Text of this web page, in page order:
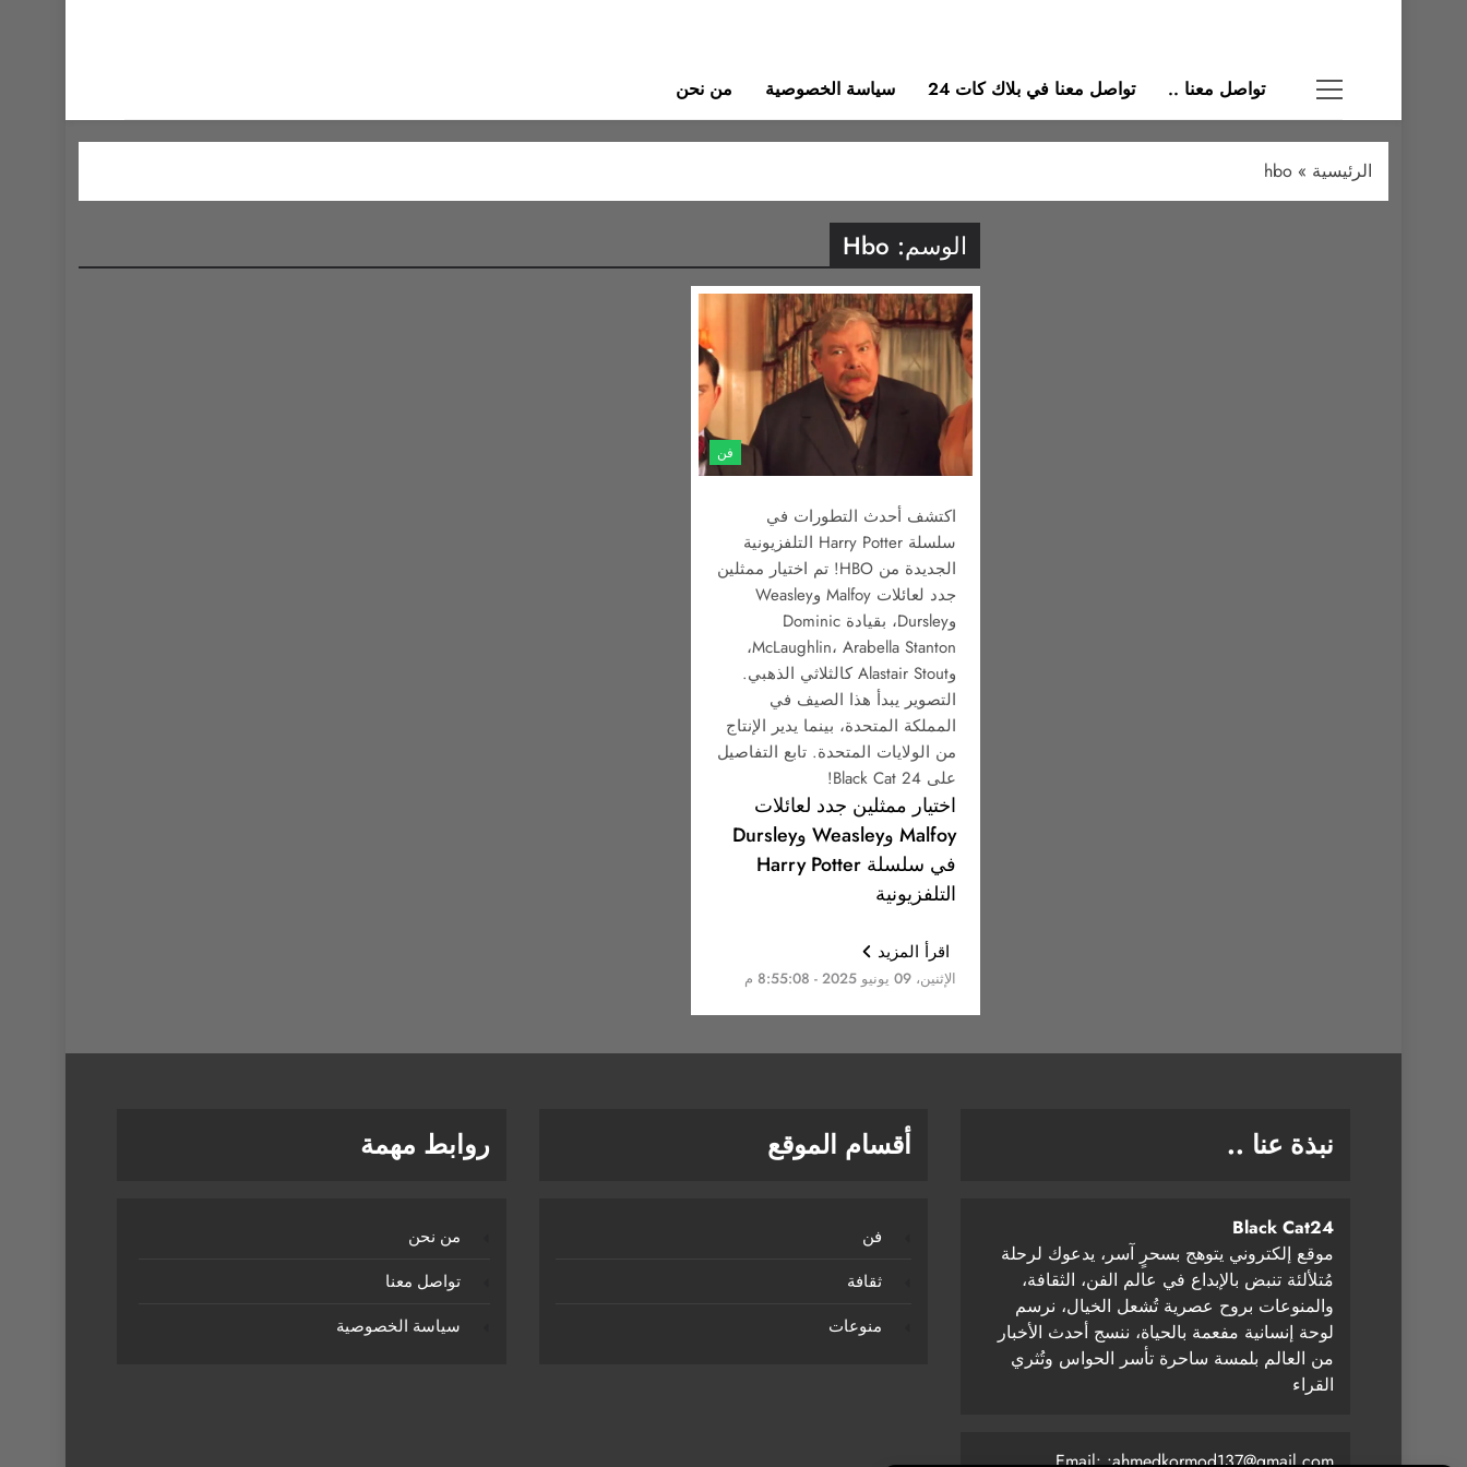
تواصل معنا .. تواصل معنا في بلاك كات 24 سياسة الخصوصية من نحن
الرئيسية »
hbo
الوسم: Hbo
فن
اكتشف أحدث التطورات في
سلسلة Harry Potter التلفزيونية
الجديدة من HBO! تم اختيار ممثلين
جدد لعائلات Malfoy وWeasley
وDursley، بقيادة Dominic
McLaughlin، Arabella Stanton،
وAlastair Stout كالثلاثي الذهبي.
التصوير يبدأ هذا الصيف في
المملكة المتحدة، بينما يدير الإنتاج
من الولايات المتحدة. تابع التفاصيل
على Black Cat 24!
اختيار ممثلين جدد لعائلات
Malfoy وWeasley وDursley
في سلسلة Harry Potter
التلفزيونية
اقرأ المزيد
الإثنين، 09 يونيو 2025 - 8:55:08 م
نبذة عنا ..
Black Cat24
موقع إلكتروني يتوهج بسحرٍ آسر، يدعوك لرحلة
مُتلألئة تنبض بالإبداع في عالم الفن، الثقافة،
والمنوعات بروح عصرية تُشعل الخيال، نرسم
لوحة إنسانية مفعمة بالحياة، ننسج أحدث الأخبار
من العالم بلمسة ساحرة تأسر الحواس وتُثري
القراء
Email: :ahmedkormod137@gmail.com
أقسام الموقع
فن
ثقافة
منوعات
روابط مهمة
من نحن
تواصل معنا
سياسة الخصوصية